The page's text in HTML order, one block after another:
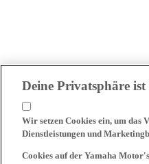
Deine Privatsphäre
Wir setzen Cookies ein, um das
Dienstleistungen und
Cookies auf der Yamaha